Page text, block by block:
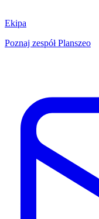
Ekipa
Poznaj zespół Planszeo